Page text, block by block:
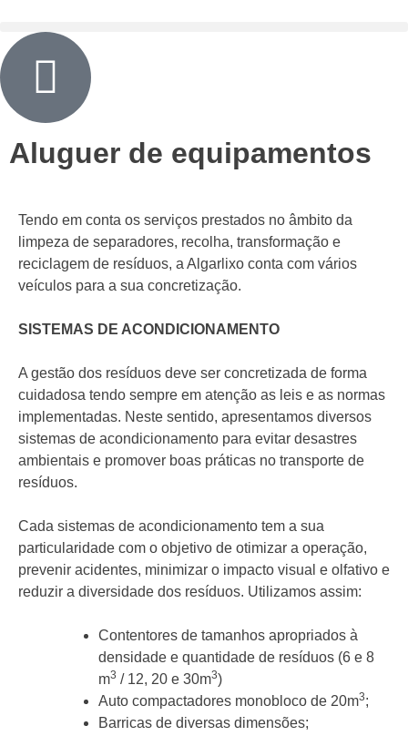
Aluguer de equipamentos
Tendo em conta os serviços prestados no âmbito da
limpeza de separadores, recolha, transformação e
reciclagem de resíduos, a Algarlixo conta com vários
veículos para a sua concretização.
SISTEMAS DE ACONDICIONAMENTO
A gestão dos resíduos deve ser concretizada de forma
cuidadosa tendo sempre em atenção as leis e as normas
implementadas. Neste sentido, apresentamos diversos
sistemas de acondicionamento para evitar desastres
ambientais e promover boas práticas no transporte de
resíduos.
Cada sistemas de acondicionamento tem a sua
particularidade com o objetivo de otimizar a operação,
prevenir acidentes, minimizar o impacto visual e olfativo e
reduzir a diversidade dos resíduos. Utilizamos assim:
Contentores de tamanhos apropriados à
densidade e quantidade de resíduos (6 e 8
m3 / 12, 20 e 30m3)
Auto compactadores monobloco de 20m3;
Barricas de diversas dimensões;